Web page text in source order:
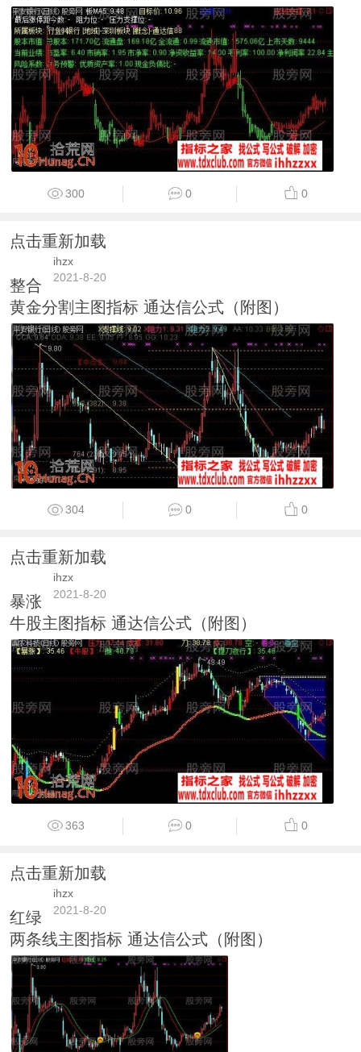
300 0 0
点击重新加载
ihzx
2021-8-20
整合
黄金分割主图指标 通达信公式（附图）
304 0 0
点击重新加载
ihzx
2021-8-20
暴涨
牛股主图指标 通达信公式（附图）
363 0 0
点击重新加载
ihzx
2021-8-20
红绿
两条线主图指标 通达信公式（附图）